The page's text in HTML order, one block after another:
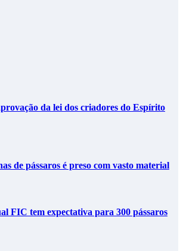
da lei dos criadores do Espírito
de pássaros é preso com vasto material
FIC tem expectativa para 300 pássaros